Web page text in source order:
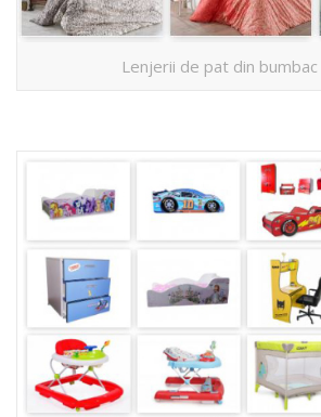
Lenjerii de pat din